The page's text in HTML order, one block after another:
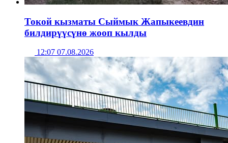
Токой кызматы Сыймык Жапыкеевдин
билдирүүсүнө жооп кылды
12:07 07.08.2026